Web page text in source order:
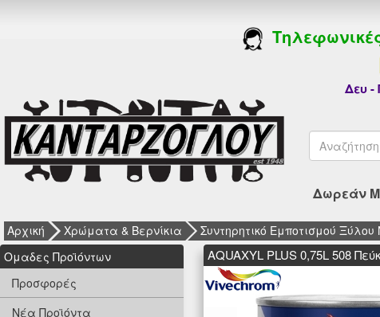
Δευ -
Δωρεάν
Αρχική Χρώματα & Βερνίκια Συντηρητικό Εμποτισμού
Oμαδες Προϊόντων
Προσφορές
Νέα Προϊόντα
AQUAXYL PLUS 0,75L 508